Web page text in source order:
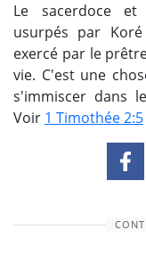
Le sacerdoce
usurpés par
exercé par le
vie. C'est une
s'immiscer dans
Voir 1 Timothée 2:5